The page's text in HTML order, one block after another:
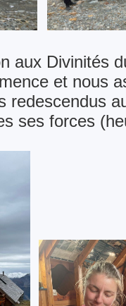
aux Divinités
et nous
redescendus
ses forces